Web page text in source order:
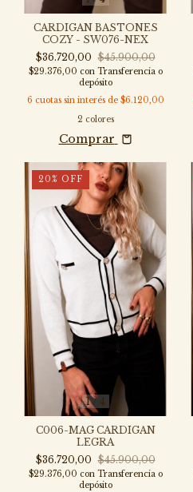
CARDIGAN BASTONES
COZY - SW076-NEX
$36.720,00 $45.900,00
$29.376,00 con Transferencia o
depósito
6 cuotas sin interés de $6.120,00
2 colores
Comprar
1/4
20% OFF
C006-MAG CARDIGAN
LEGRA
$36.720,00 $45.900,00
$29.376,00 con Transferencia o
depósito